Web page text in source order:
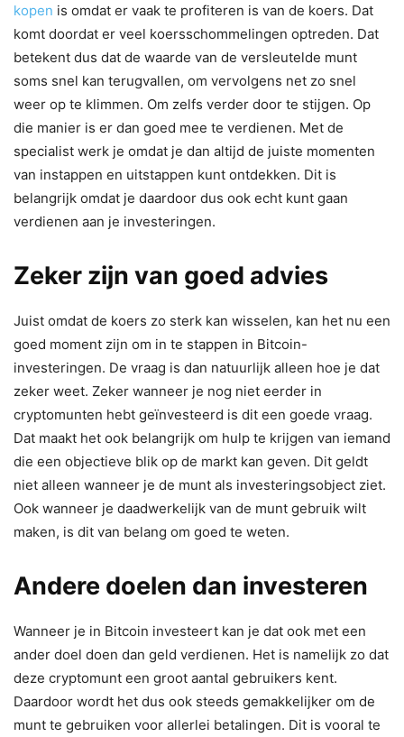
kopen is omdat er vaak te profiteren is van de koers. Dat
komt doordat er veel koersschommelingen optreden. Dat
betekent dus dat de waarde van de versleutelde munt
soms snel kan terugvallen, om vervolgens net zo snel
weer op te klimmen. Om zelfs verder door te stijgen. Op
die manier is er dan goed mee te verdienen. Met de
specialist werk je omdat je dan altijd de juiste momenten
van instappen en uitstappen kunt ontdekken. Dit is
belangrijk omdat je daardoor dus ook echt kunt gaan
verdienen aan je investeringen.
Zeker zijn van goed advies
Juist omdat de koers zo sterk kan wisselen, kan het nu een
goed moment zijn om in te stappen in Bitcoin-
investeringen. De vraag is dan natuurlijk alleen hoe je dat
zeker weet. Zeker wanneer je nog niet eerder in
cryptomunten hebt geïnvesteerd is dit een goede vraag.
Dat maakt het ook belangrijk om hulp te krijgen van iemand
die een objectieve blik op de markt kan geven. Dit geldt
niet alleen wanneer je de munt als investeringsobject ziet.
Ook wanneer je daadwerkelijk van de munt gebruik wilt
maken, is dit van belang om goed te weten.
Andere doelen dan investeren
Wanneer je in Bitcoin investeert kan je dat ook met een
ander doel doen dan geld verdienen. Het is namelijk zo dat
deze cryptomunt een groot aantal gebruikers kent.
Daardoor wordt het dus ook steeds gemakkelijker om de
munt te gebruiken voor allerlei betalingen. Dit is vooral te